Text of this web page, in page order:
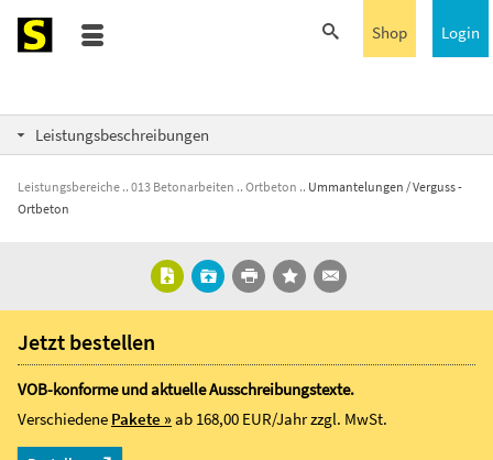
Login
Shop
Leistungsbeschreibungen
Leistungsbereiche 013 Betonarbeiten Ortbeton
Ummantelungen / Verguss -
Ortbeton
Jetzt bestellen
VOB-konforme und aktuelle Ausschreibungstexte.
Verschiedene Pakete »ab 168,00 EUR/Jahrzzgl. MwSt.